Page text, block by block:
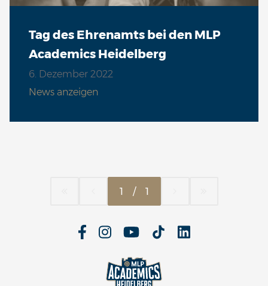
Tag des Ehrenamts bei den MLP
Academics Heidelberg
6. Dezember 2022
News anzeigen
1 / 1